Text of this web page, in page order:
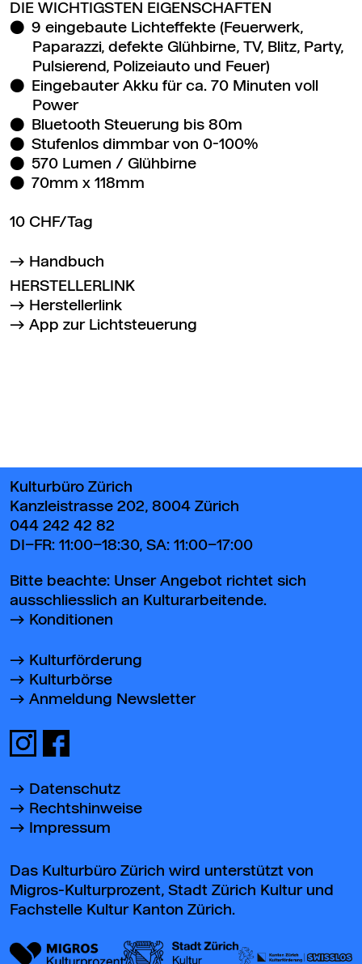
DIE WICHTIGSTEN EIGENSCHAFTEN
9 eingebaute Lichteffekte (Feuerwerk,
Paparazzi, defekte Glühbirne, TV, Blitz, Party,
Pulsierend, Polizeiauto und Feuer)
Eingebauter Akku für ca. 70 Minuten voll
Power
Bluetooth Steuerung bis 80m
Stufenlos dimmbar von 0-100%
570 Lumen / Glühbirne
70mm x 118mm
10 CHF/Tag
Handbuch
HERSTELLERLINK
Herstellerlink
App zur Lichtsteuerung
Kulturbüro Zürich
Kanzleistrasse 202, 8004 Zürich
044 242 42 82
DI–FR: 11:00–18:30, SA: 11:00–17:00
Bitte beachte: Unser Angebot richtet sich
ausschliesslich an Kulturarbeitende.
Konditionen
Kulturförderung
Kulturbörse
Anmeldung Newsletter
Datenschutz
Rechtshinweise
Impressum
Das Kulturbüro Zürich wird unterstützt von
Migros-Kulturprozent, Stadt Zürich Kultur und
Fachstelle Kultur Kanton Zürich.